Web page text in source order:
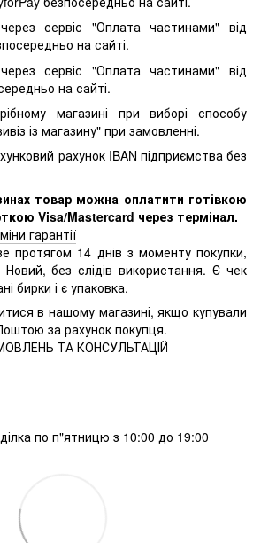
сервіс "Оплата частинами" від
на сайті.
сервіс "Оплата частинами" від
на сайті.
магазині при виборі способу
із магазину" при замовленні.
рахунок IBAN підприємства без
товар можна оплатити готівкою
Visa/Mastercard через термінал.
гарантії
протягом 14 днів з моменту покупки,
без слідів використання. Є чек
бирки і є упаковка.
в нашому магазині, якщо купували
за рахунок покупця.
ТА КОНСУЛЬТАЦІЙ
по п"ятницю з 10:00 до 19:00